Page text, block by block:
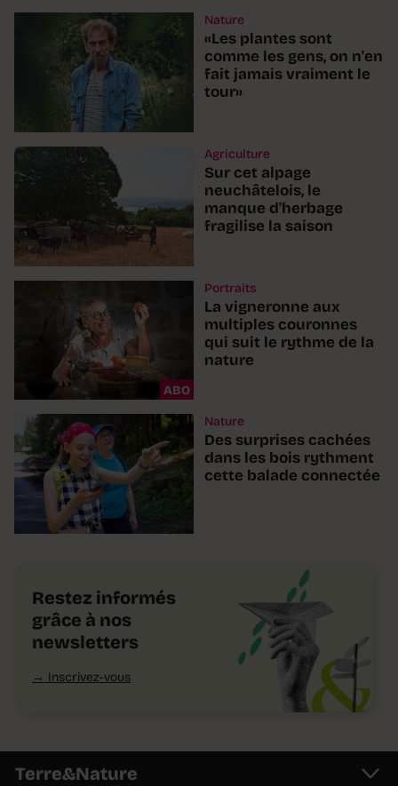
Nature
«Les plantes sont
comme les gens, on n'en
fait jamais vraiment le
tour»
Agriculture
Sur cet alpage
neuchâtelois, le
manque d'herbage
fragilise la saison
ABO
Portraits
La vigneronne aux
multiples couronnes
qui suit le rythme de la
nature
Nature
Des surprises cachées
dans les bois rythment
cette balade connectée
Restez informés
grâce à nos
newsletters
Inscrivez-vous
Terre&Nature